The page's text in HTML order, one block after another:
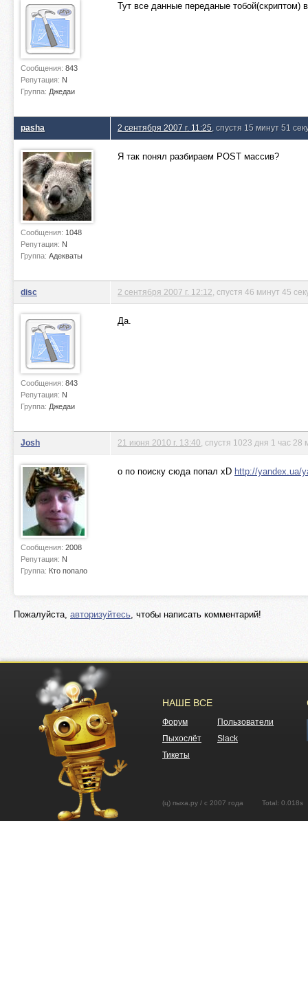
Сообщения: 843
Репутация: N
Группа: Джедаи
Тут все данные переданые
pasha
Сообщения: 1048
Репутация: N
Группа: Адекваты
2 сентября 2007 г. 11:25 , спустя 15 минут 51
Я так понял разбираем POST массив?
disc
Сообщения: 843
Репутация: N
Группа: Джедаи
2 сентября 2007 г. 12:12 , спустя 46 минут 45
Да.
Josh
Сообщения: 2008
Репутация: N
Группа: Кто попало
21 июня 2010 г. 13:40 , спустя 1023 дня 1 час 28
о по поиску сюда попал xD http://yandex.ua/
Пожалуйста, авторизуйтесь, чтобы написать комментарий!
НАШЕ ВСЕ
Форум
Пользователи
Пыхослёт
Slack
Тикеты
(ц) пыха.ру / с 2007 года Total: